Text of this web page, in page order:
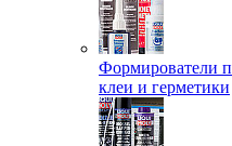
Формирователи
клеи и герметики